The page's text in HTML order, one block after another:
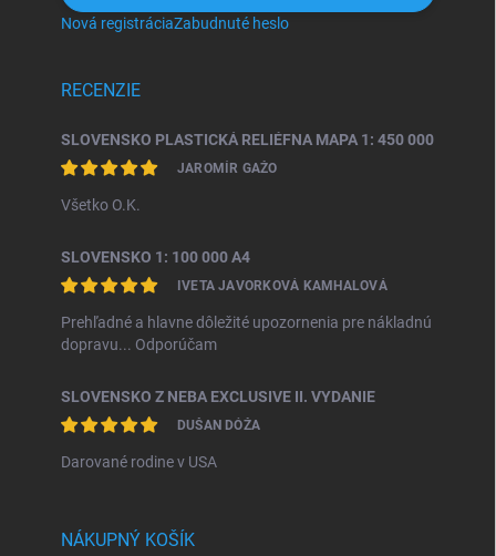
Nová registráciaZabudnuté heslo
RECENZIE
SLOVENSKO PLASTICKÁ RELIÉFNA MAPA 1: 450 000
JAROMÍR GAŽO
Všetko O.K.
SLOVENSKO 1: 100 000 A4
IVETA JAVORKOVÁ KAMHALOVÁ
Prehľadné a hlavne dôležité upozornenia pre nákladnú
dopravu... Odporúčam
SLOVENSKO Z NEBA EXCLUSIVE II. VYDANIE
DUŠAN DÓŽA
Darované rodine v USA
NÁKUPNÝ KOŠÍK